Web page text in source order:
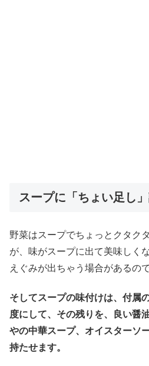
スープに「ちょい足し
野菜はスープでちょっとクタク
が、味がスープに出て美味しく
えぐみが出ちゃう場合があるの
そしてスープの味付けは、付属
度にして、その残りを、良い醤
やの中華スープ、オイスターソ
持たせます。